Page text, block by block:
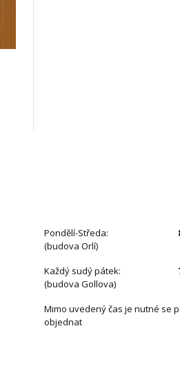
Pondělí-Středa:
(budova Orlí)
Každý sudý pátek:
(budova Gollova)
Mimo uvedený čas je nutné se
objednat